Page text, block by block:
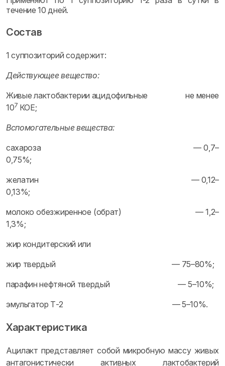
течение 10 дней.
Состав
1 суппозиторий содержит:
Действующее вещество:
Живые лактобактерии ацидофильные не менее
107 КОЕ;
Вспомогательные вещества:
сахароза — 0,7–
0,75%;
желатин — 0,12–
0,13%;
молоко обезжиренное (обрат) — 1,2–
1,3%;
жир кондитерский или
жир твердый — 75–80%;
парафин нефтяной твердый — 5–10%;
эмульгатор Т-2 — 5–10%.
Характеристика
Ацилакт представляет собой микробную массу живых
антагонистически активных лактобактерий